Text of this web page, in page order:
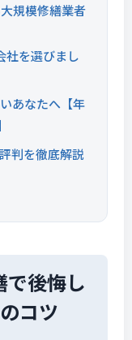
規模修繕業者
を選びまし
あなたへ【年
判を徹底解説
で後悔し
コツ